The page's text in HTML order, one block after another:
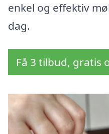
enkel og effektiv
dag.
Få 3 tilbud, gratis